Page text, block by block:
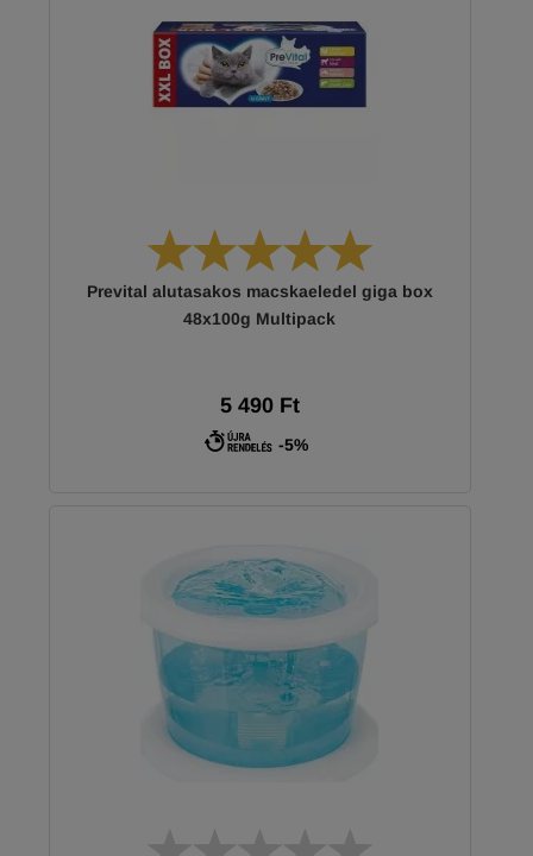
Prevital alutasakos macskaeledel giga box
48x100g Multipack
5 490 Ft
-5%